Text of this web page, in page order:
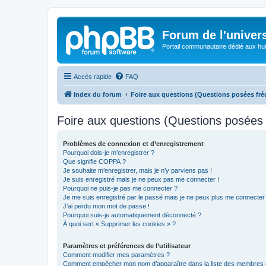
Forum de
Portail communautaire dédié aux
Accès rapide FAQ
Index du forum Foire aux questions (Questions posées
Foire aux questions (Questions
Problèmes de connexion et d’enregistrement
Pourquoi dois-je m’enregistrer ?
Que signifie COPPA ?
Je souhaite m’enregistrer, mais je n’y parviens pas !
Je suis enregistré mais je ne peux pas me connecter !
Pourquoi ne puis-je pas me connecter ?
Je me suis enregistré par le passé mais je ne peux plus me connecter
J’ai perdu mon mot de passe !
Pourquoi suis-je automatiquement déconnecté ?
À quoi sert « Supprimer les cookies » ?
Paramètres et préférences de l’utilisateur
Comment modifier mes paramètres ?
Comment empêcher mon nom d’apparaître dans la liste des